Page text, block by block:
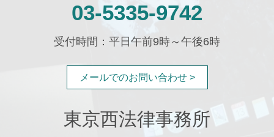
03-5335-9742
受付時間：平日午前9時～午後6時
メールでのお問い合わせ >
東京西法律事務所